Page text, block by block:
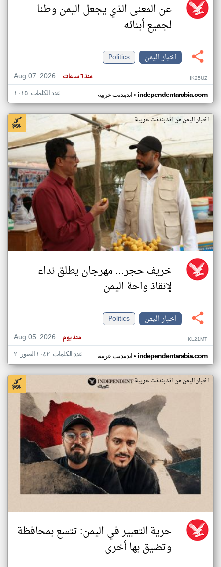
عن المعنى الذي يجعل اليمن وطنا
لجميع أبنائه
اخبار اليمن
Politics
Aug 07, 2026
منذ ٦ ساعات IK25UZ
اندبندنت عربية• independentarabia.com عدد الكلمات: ١٠١٥
اخبار اليمن من اندبندنت عربية
خريف حجر... مهرجان يطلق نداء
لإنقاذ واحة اليمن
اخبار اليمن
Politics
Aug 05, 2026
منذ يوم KL21MT
اندبندنت عربية• independentarabia.com عدد الكلمات: ١٠٤٢ الصور: ٢
اخبار اليمن من اندبندنت عربية
حرية التعبير في اليمن: تتسع بمحافظة
وتضيق بها أخرى